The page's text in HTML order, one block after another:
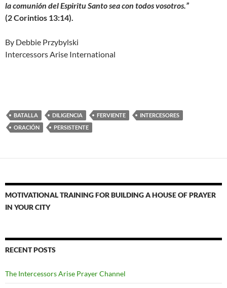
la comunión del Espiritu Santo sea con todos vosotros.”
(2 Corintios 13:14).
By Debbie Przybylski
Intercessors Arise International
BATALLA DILIGENCIA FERVIENTE
INTERCESORES
ORACIÓN
PERSISTENTE
MOTIVATIONAL TRAINING FOR BUILDING A HOUSE OF PRAYER
IN YOUR CITY
RECENT POSTS
The Intercessors Arise Prayer Channel